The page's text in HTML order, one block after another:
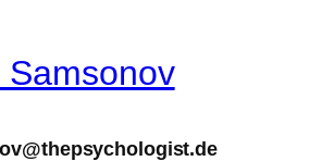
Samsonov